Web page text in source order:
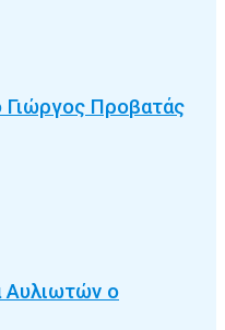
Γιώργος Προβατάς
Αυλιωτών ο